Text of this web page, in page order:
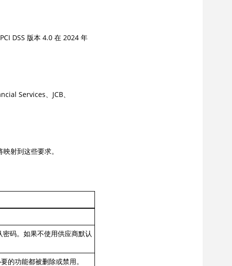
DSS 版本 4.0 在 2024 年
Services、JCB、
射到这些要求。
码。如果不使用供应商默认
的功能都被删除或禁用。